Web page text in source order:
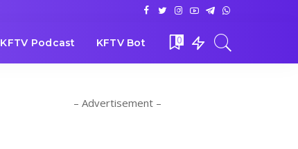
KFTV Podcast KFTV Bot 0
– Advertisement –